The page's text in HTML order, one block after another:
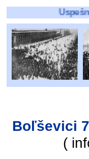
Úspešný
Boľševici
(